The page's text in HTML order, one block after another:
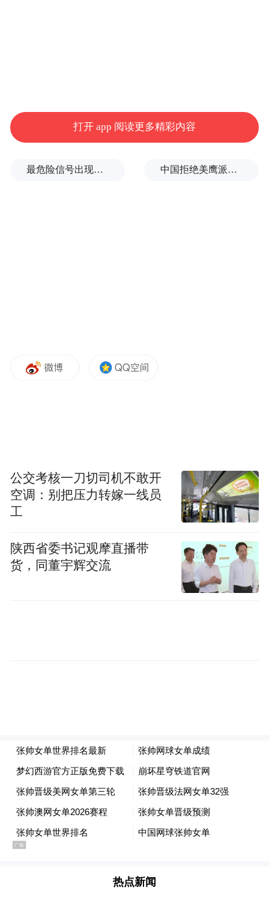
9月24日，张帅在比赛中。新华社记者 白雪
打开 app 阅读更多精彩内容
最危险信号出现！全球能源大动脉岌岌可危 中国拒绝美鹰派副防长访华？弦外之音被热议
公交考核一刀切司机不敢开
空调：别把压力转嫁一线员
工
陕西省委书记观摩直播带
货，同董宇辉交流
热点新闻